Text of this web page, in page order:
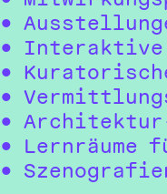
Interaktive
Lernräume